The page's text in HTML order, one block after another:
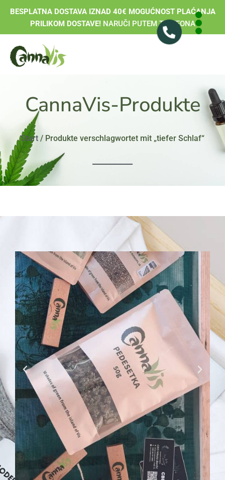
BESPLATNA DOSTAVA IZNAD 40€ MOGUĆNOST PLAĆANJA
PRILIKOM DOSTAVE!NARUČI PUTEM TELEFONA
CannaVis-Produkte
Start / Produkte verschlagwortet mit „tiefer Schlaf“